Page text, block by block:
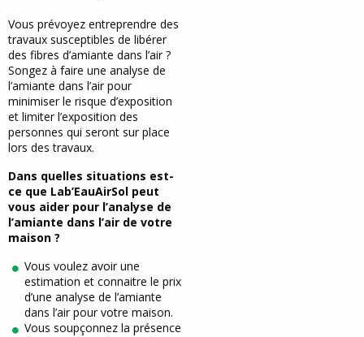
Vous prévoyez entreprendre des
travaux susceptibles de libérer
des fibres d’amiante dans l’air ?
Songez à faire une analyse de
l’amiante dans l’air pour
minimiser le risque d’exposition
et limiter l’exposition des
personnes qui seront sur place
lors des travaux.
Dans quelles situations est-
ce que Lab’EauAirSol peut
vous aider pour l’analyse de
l’amiante dans l’air de votre
maison ?
Vous voulez avoir une
estimation et connaitre le prix
d’une analyse de l’amiante
dans l’air pour votre maison.
Vous soupçonnez la présence